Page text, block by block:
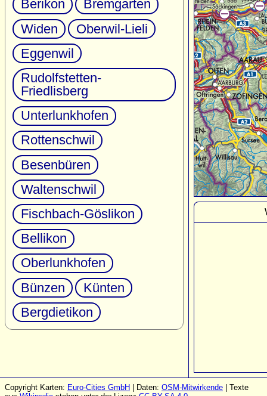
Berikon
Bremgarten
Widen
Oberwil-Lieli
Eggenwil
Rudolfstetten-
Friedlisberg
Unterlunkhofen
Rottenschwil
Besenbüren
Waltenschwil
Fischbach-Göslikon
Bellikon
Oberlunkhofen
Bünzen
Künten
Bergdietikon
Copyright Karten: Euro-Cities GmbH | Daten: OSM-Mitwirkende | Texte